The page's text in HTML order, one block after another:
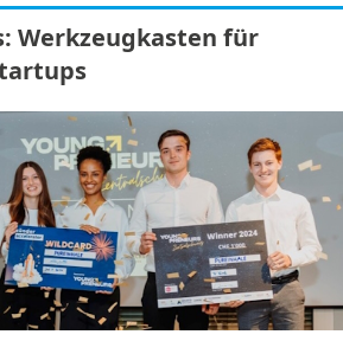
Werkzeugkasten für